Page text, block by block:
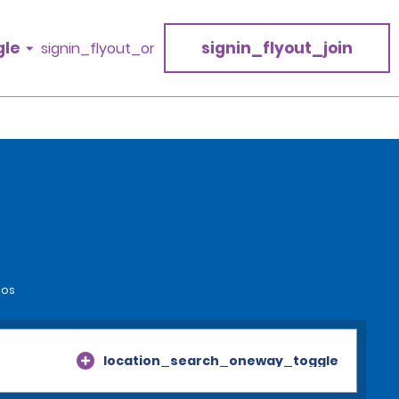
signin_flyout_or signin_flyout_join
location_search_oneway_toggle